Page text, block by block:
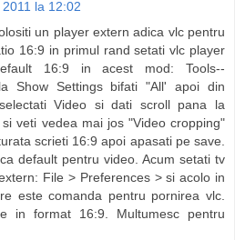
la 12:02
un player extern adica vlc pentru
16:9 in primul rand setati vlc player
16:9 in acest mod: Tools--
Show Settings bifati "All' apoi din
Video si dati scroll pana la
veti vedea mai jos "Video cropping"
scrieti 16:9 apoi apasati pe save.
default pentru video. Acum setati tv
File > Preferences > si acolo in
este comanda pentru pornirea vlc.
in format 16:9. Multumesc pentru